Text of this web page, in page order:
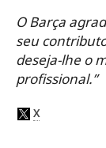
O Barça
seu
deseja-lhe o
profissional.”